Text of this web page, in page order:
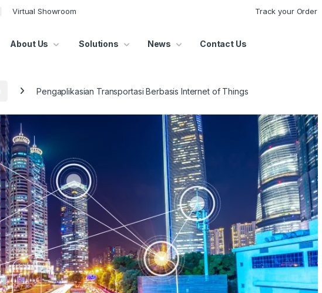
Virtual Showroom Track your Order
About Us Solutions News Contact Us
Pengaplikasian Transportasi Berbasis Internet of Things